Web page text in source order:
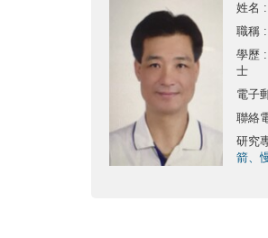
姓名 :
職稱 :
學歷
士
電子
聯絡
研究
箭、